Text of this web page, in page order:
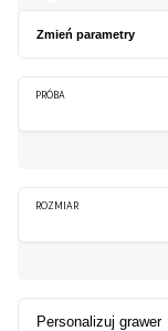
Zmień parametry
PRÓBA
ROZMIAR
Personalizuj grawer